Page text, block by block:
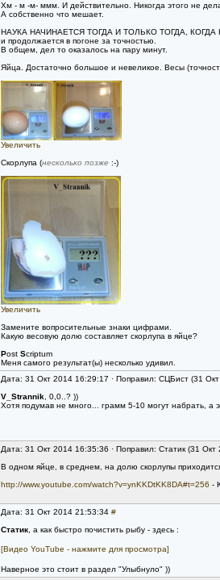
Хм - м -м- ммм. И действительно. Никогда этого не
А собственно что мешает.
НАУКА НАЧИНАЕТСЯ ТОГДА И ТОЛЬКО ТОГДА,
и продолжается в погоне за точностью.
В общем, дел то оказалось на пару минут.
Яйца. Достаточно большое и невеликое. Весы
Увеличить
Скорлупа (несколько позже :-)
Увеличить
Замените вопросительные знаки цифрами.
Какую весовую долю составляет скорлупа в яйце?
Post Scriptum
Меня самого результат(ы) несколько удивил.
Дата: 31 Окт 2014 16:29:17 · Поправил: СЦБист (31
V_Strannik , 0,0..? ))
Хотя подумав не много... грамм 5-10 могут набрать, а
Дата: 31 Окт 2014 16:35:36 · Поправил: Статик (31
В одном яйце, в среднем, на долю скорлупы
http://www.youtube.com/watch?v=ynKKDtKK8DA#t=256 -
Дата: 31 Окт 2014 21:53:34 #
Статик , а как быстро почистить рыбу - здесь :
[Видео YouTube - нажмите для просмотра]
Наверное это стоит в раздел "Улыбнуло" ))